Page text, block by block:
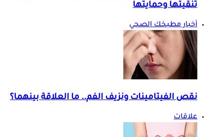
تنقيتها وحمايتها
أخبار مطبخك الصحي
نقص الفيتامينات ونزيف الفم.. ما العلاقة بينهما؟
علاقات